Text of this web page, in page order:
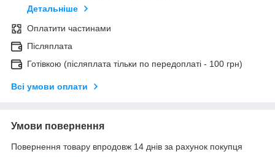
Детальніше
Оплатити частинами
Післяплата
Готівкою (післяплата тільки по передоплаті - 100 грн)
Всі умови оплати
Умови повернення
Повернення товару впродовж 14 днів за рахунок покупця